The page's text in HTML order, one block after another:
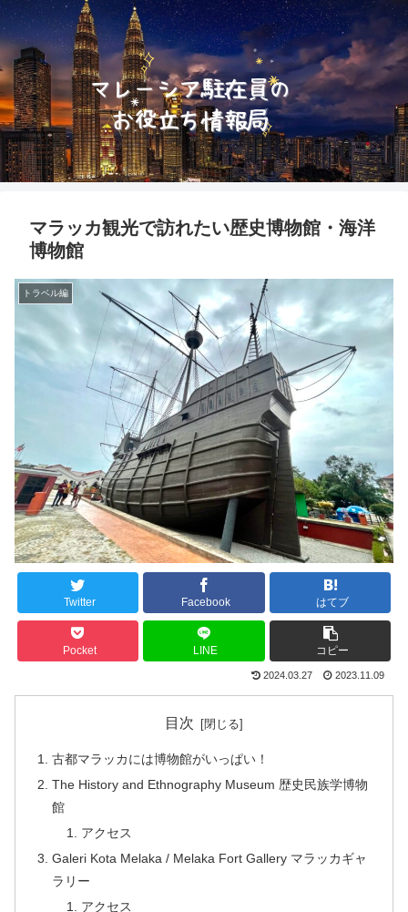
マラッカ観光で訪れたい歴史博物館・海洋
博物館
トラベル編
Twitter Facebook はてブ
Pocket LINE コピー
2024.03.27 2023.11.09
目次
古都マラッカには博物館がいっぱい！
The History and Ethnography Museum 歴史民族学博物
館
アクセス
Galeri Kota Melaka / Melaka Fort Gallery マラッカギャ
ラリー
アクセス